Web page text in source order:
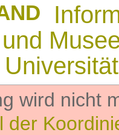
wird nicht
der